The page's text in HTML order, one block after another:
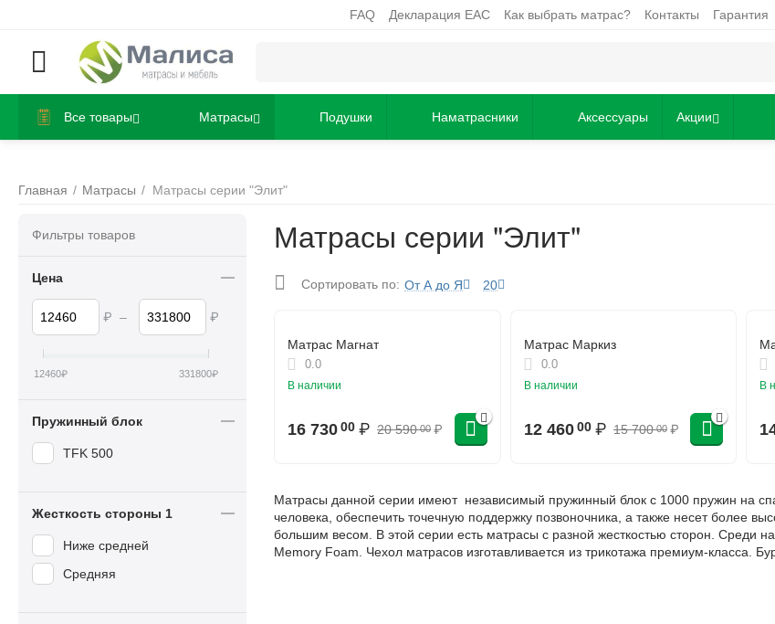
FAQ Декларация EAC Как выбрать матрас? Контакты Гарантия
Все товары Матрасы Подушки Наматрасники Аксессуары Акции
Главная / Матрасы / Матрасы серии "Элит"
Матрасы серии "Элит"
Матрасы данной серии имеют независимый пружинный блок с 1000 пружин на
человека, обеспечить точечную поддержку позвоночника, а также несет более
большим весом. В этой серии есть матрасы с разной жесткостью сторон. Среди
Memory Foam. Чехол матрасов изготавливается из трикотажа премиум-класса.
Сортировать по: От А до Я 20
Матрас Магнат
0.0
В наличии
20 590 00 ₽
16 730 00 ₽
Матрас Маркиз
0.0
В наличии
15 700 00 ₽
12 460 00 ₽
В
Фильтры товаров
Цена
₽ – ₽
12460₽ 331800₽
Пружинный блок
TFK 500
Жесткость стороны 1
Ниже средней
Средняя